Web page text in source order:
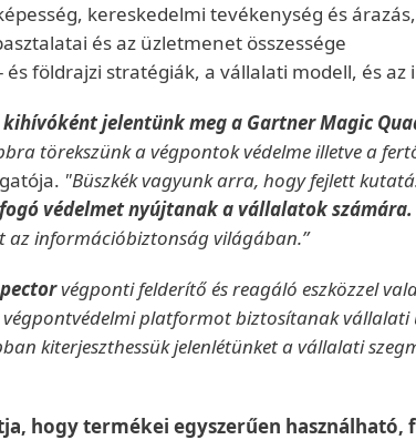
kereskedelmi tevékenység és
és az üzletmenet összessége
földrajzi stratégiák, a vállalati modell, és az
jelentünk meg a Gartner Magic
törekszünk a végpontok védelme illetve a
"Büszkék vagyunk arra, hogy fejlett
védelmet nyújtanak a vállalatok számára.
az információbiztonság világában.”
végponti felderítő és reagáló eszközzel
végpontvédelmi platformot biztosítanak vállalati
kiterjeszthessük jelenlétünket a vállalati
hogy termékei egyszerűen használható,